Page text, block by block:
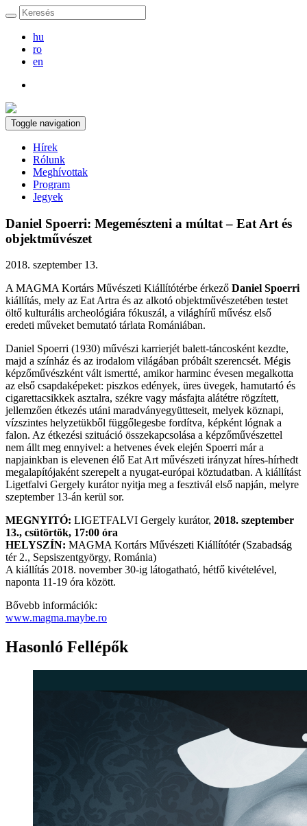
hu
ro
en
Toggle navigation
Hírek
Rólunk
Meghívottak
Program
Jegyek
Daniel Spoerri: Megemészteni a múltat ‒ Eat Art és
objektművészet
2018. szeptember 13.
A MAGMA Kortárs Művészeti Kiállítótérbe érkező Daniel Spoerri
kiállítás, mely az Eat Artra és az alkotó objektművészetében testet
öltő kulturális archeológiára fókuszál, a világhírű művész első
eredeti műveket bemutató tárlata Romániában.
Daniel Spoerri (1930) művészi karrierjét balett-táncosként kezdte,
majd a színház és az irodalom világában próbált szerencsét. Mégis
képzőművészként vált ismertté, amikor harminc évesen megalkotta
az első csapdaképeket: piszkos edények, üres üvegek, hamutartó és
cigarettacsikkek asztalra, székre vagy másfajta alátétre rögzített,
jellemzően étkezés utáni maradványegyütteseit, melyek köznapi,
vízszintes helyzetükből függőlegesbe fordítva, képként lógnak a
falon. Az étkezési szituáció összekapcsolása a képzőművészettel
nem állt meg ennyivel: a hetvenes évek elején Spoerri már a
napjainkban is elevenen élő Eat Art művészeti irányzat híres-hírhedt
megalapítójaként szerepelt a nyugat-európai köztudatban. A kiállítást
Ligetfalvi Gergely kurátor nyitja meg a fesztivál első napján, melyre
szeptember 13-án kerül sor.
MEGNYITÓ: LIGETFALVI Gergely kurátor, 2018. szeptember
13., csütörtök, 17:00 óra
HELYSZÍN: MAGMA Kortárs Művészeti Kiállítótér (Szabadság
tér 2., Sepsiszentgyörgy, Románia)
A kiállítás 2018. november 30-ig látogatható, hétfő kivételével,
naponta 11-19 óra között.
Bővebb információk:
www.magma.maybe.ro
Hasonló Fellépők